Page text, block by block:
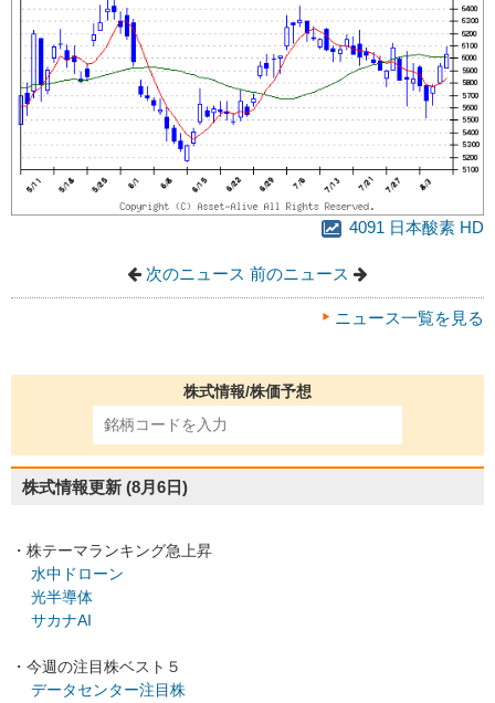
4091 日本酸素 HD
次のニュース 前のニュース
ニュース一覧を見る
株式情報/株価予想
株式情報更新 (8月6日)
・株テーマランキング急上昇
水中ドローン
光半導体
サカナAI
・今週の注目株ベスト５
データセンター注目株